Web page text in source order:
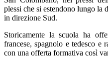
plessi che si estendono lungo la
in direzione Sud.
Storicamente la scuola ha
francese, spagnolo e tedesco e
con una offerta formativa così